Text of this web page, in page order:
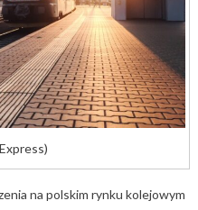
na polskim rynku kolejowym